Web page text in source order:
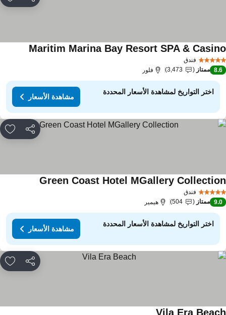
فندق
Maritim Marina Bay Resort SPA &
8.6 ممتاز 3,473 فلور
اختر التواريخ لمشاهدة الأسعار المحددة
مشاهدة الأسعار
مشاركة
فندق
Green Coast Hotel MGallery
9.0 ممتاز 504 هيمير
اختر التواريخ لمشاهدة الأسعار المحددة
مشاهدة الأسعار
مشاركة
Vila Era